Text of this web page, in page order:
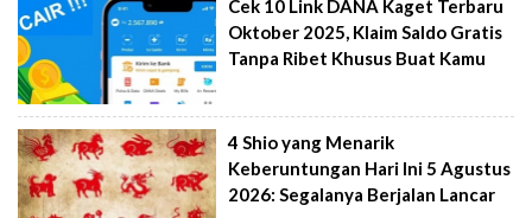
Cek 10 Link DANA Kaget Terbaru
Oktober 2025, Klaim Saldo Gratis
Tanpa Ribet Khusus Buat Kamu
4 Shio yang Menarik
Keberuntungan Hari Ini 5 Agustus
2026: Segalanya Berjalan Lancar